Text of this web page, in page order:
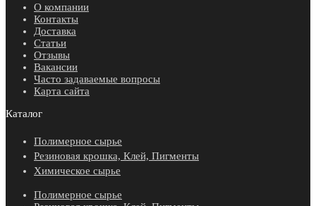
О компании
Контакты
Доставка
Статьи
Отзывы
Вакансии
Часто задаваемые вопросы
Карта сайта
Каталог
Полимерное сырье
Резиновая крошка, Клей, Пигменты
Химическое сырье
Полимерное сырье